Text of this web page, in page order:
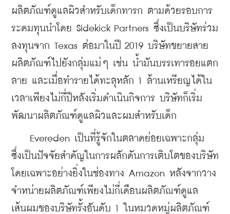
ผลิตภัณฑ์ดูแลผิวสำหรับเด็กทารก ตามด้วยรอบการ
ระดมทุนนำโดย Sidekick Partners ซึ่งเป็นบริษัทร่วม
ลงทุนจาก Texas ต่อมาในปี 2019 บริษัทขยายสาย
ผลิตภัณฑ์ไปยังกลุ่มแม่ๆ เช่น น้ำมันบรรเทารอยแตก
ลาย และเมื่อทำรายได้ทะลุหลัก 1 ล้านเหรียญได้ใน
เวลาเพียงไม่กี่ปีหลังเริ่มดำเนินกิจการ บริษัทก็เริ่ม
พัฒนาผลิตภัณฑ์ดูแลผิวและผมสำหรับเด็ก
Evereden เป็นที่รู้จักในตลาดย่อยเฉพาะกลุ่ม
ซึ่งเป็นปัจจัยสำคัญในการผลักดันการเติบโตของบริษัท
โดยเฉพาะอย่างยิ่งในช่องทาง Amazon หลังจากวาง
จำหน่ายผลิตภัณฑ์เพียงไม่กี่เดือนผลิตภัณฑ์ดูแล
เส้นผมของบริษัทรั้งอันดับ 1 ในหมวดหมู่ผลิตภัณฑ์